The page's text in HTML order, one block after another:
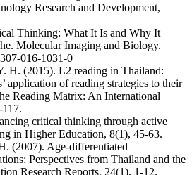
Research and Development,
Thinking: What It Is and Why It
Molecular Imaging and Biology.
016-1031-0
H. (2015). L2 reading in Thailand:
application of reading strategies to their
Reading Matrix: An International
critical thinking through active
in Higher Education, 8(1), 45-63.
(2007). Age-differentiated
Perspectives from Thailand and the
Research Reports, 24(1), 1-12.